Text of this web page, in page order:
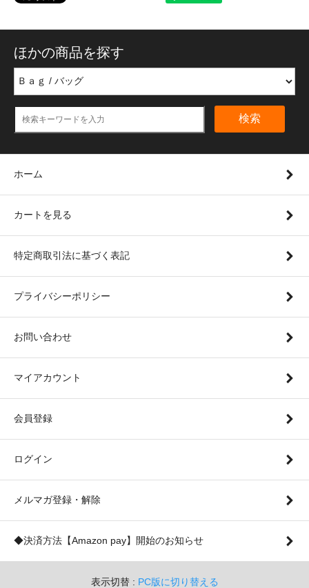
ほかの商品を探す
検索
ホーム
カートを見る
特定商取引法に基づく表記
プライバシーポリシー
お問い合わせ
マイアカウント
会員登録
ログイン
メルマガ登録・解除
◆決済方法【Amazon pay】開始のお知らせ
表示切替 : PC版に切り替える